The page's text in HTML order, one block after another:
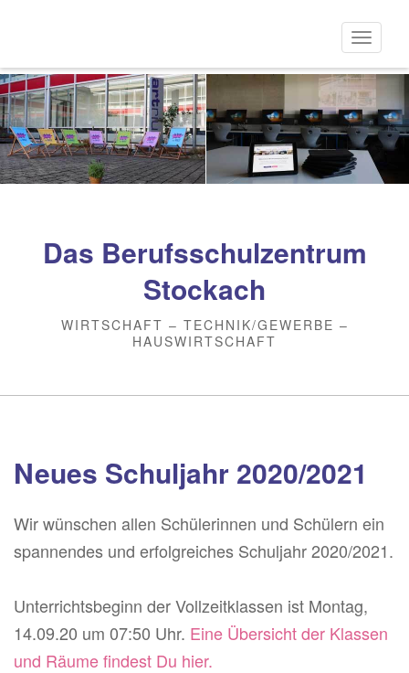
Inhalt
Das Berufsschulzentrum
Stockach
WIRTSCHAFT – TECHNIK/GEWERBE –
HAUSWIRTSCHAFT
Neues Schuljahr 2020/2021
Wir wünschen allen Schülerinnen und Schülern ein
spannendes und erfolgreiches Schuljahr 2020/2021.
Unterrichtsbeginn der Vollzeitklassen ist Montag,
14.09.20 um 07:50 Uhr. Eine Übersicht der Klassen
und Räume findest Du hier.